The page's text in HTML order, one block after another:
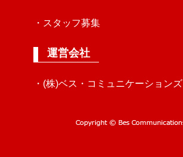
・スタッフ募集
運営会社
・(株)ベス・コミュニケーションズ